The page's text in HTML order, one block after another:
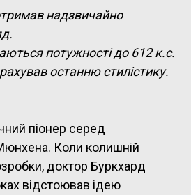
надзвичайно
потужності до 612 к.с.
останню стилістику.
піонер серед
Коли колишній
доктор Буркхард
відстоював ідею